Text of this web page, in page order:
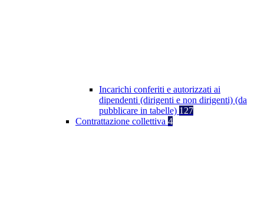
Incarichi conferiti e autorizzati ai
dipendenti (dirigenti e non dirigenti) (da
pubblicare in tabelle) 127
Contrattazione collettiva 4